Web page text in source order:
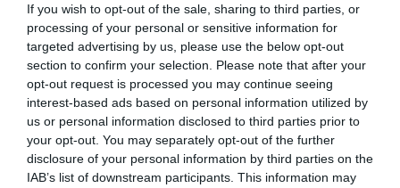
If you wish to opt-out of the sale, sharing to third parties, or
processing of your personal or sensitive information for
targeted advertising by us, please use the below opt-out
section to confirm your selection. Please note that after your
opt-out request is processed you may continue seeing
interest-based ads based on personal information utilized by
us or personal information disclosed to third parties prior to
your opt-out. You may separately opt-out of the further
disclosure of your personal information by third parties on the
IAB’s list of downstream participants. This information may
ενόψει της φιλικής αναμέτρησης με την Μακάμπι
Νετάνια (18/07, 21:00).
Το πρόγραμμα της σημερινής προπόνησης είχε
προθέρμανση, rondo, ασκήσεις κυκλοφορίας
μπάλας, διπλό σε περιορισμένο χώρο και
τελειώματα.